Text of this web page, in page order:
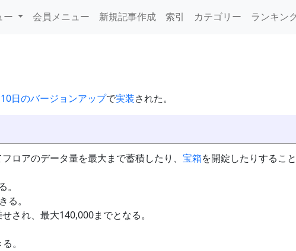
ー 会員メニュー 新規記事作成 索引 カテゴリー ランキン
日のバージョンアップで実装された。
ロアのデータ量を最大まで蓄積したり、 宝箱を開錠したりするこ
。
され、最大140,000までとなる。
。